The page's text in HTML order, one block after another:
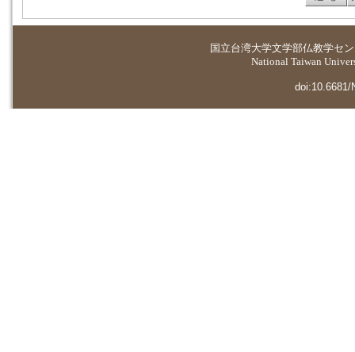
国立台湾大学文学部仏教学セ
National Taiwan
doi:10.6681/